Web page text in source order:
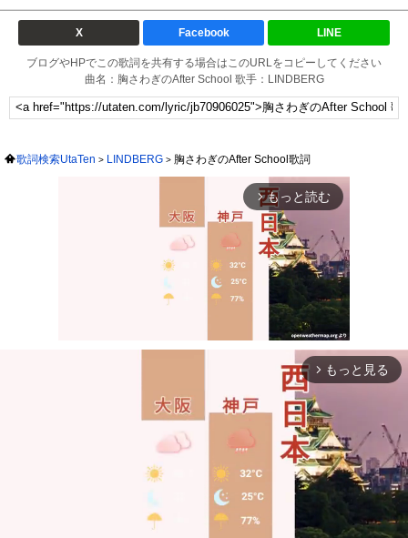
X Facebook LINE
ブログやHPでこの歌詞を共有する場合はこのURLをコピーしてください
曲名：胸さわぎのAfter School 歌手：LINDBERG
歌詞検索UtaTen LINDBERG 胸さわぎのAfter School歌詞
arrow_forward_ios もっと読む
Mute
arrow_forward_ios もっと見る